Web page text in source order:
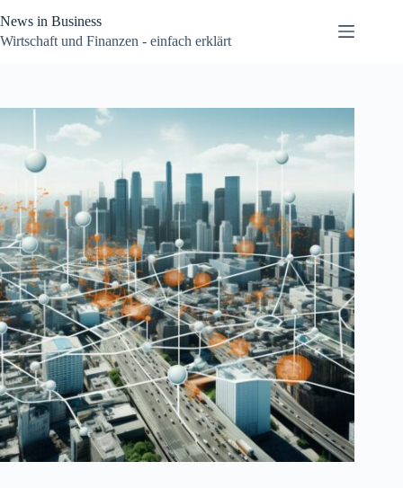
Inhalt
springen
News in Business
Wirtschaft und Finanzen - einfach erklärt